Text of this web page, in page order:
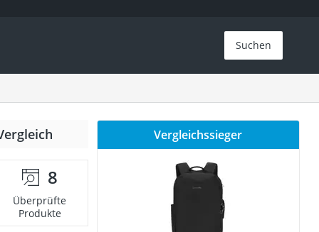
Suchen
8
Überprüfte
Produkte
Vergleichssieger